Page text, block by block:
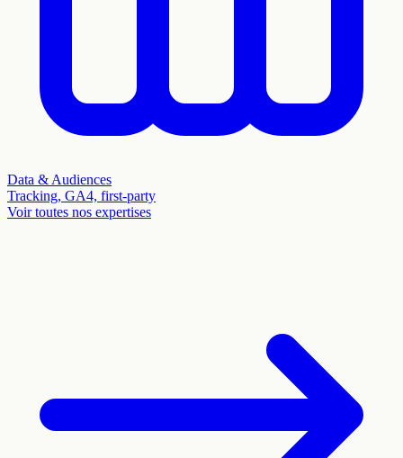
Data & Audiences
Tracking, GA4, first-party
Voir toutes nos expertises